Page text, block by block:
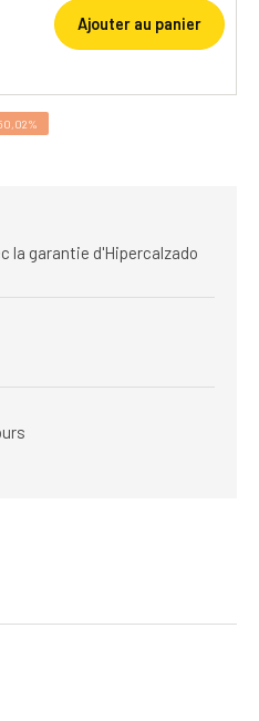
Ajouter au panier
la garantie d'Hipercalzado